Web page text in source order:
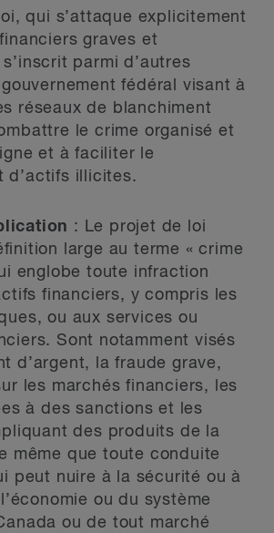
qui s’attaque explicitement
graves et
parmi d’autres
fédéral visant à
réseaux de blanchiment
le crime organisé et
et à faciliter le
d’actifs illicites.
: Le projet de loi
large au terme « crime
englobe toute infraction
financiers, y compris les
ou aux services ou
Sont notamment visés
d’argent, la fraude grave,
les marchés financiers, les
à des sanctions et les
des produits de la
même que toute conduite
peut nuire à la sécurité ou à
ou du système
ou de tout marché